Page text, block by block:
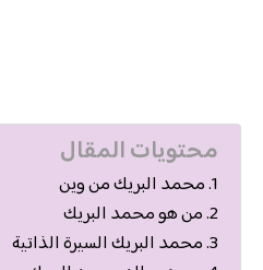
محتويات المقال
محمد البريك من وين
من هو محمد البريك
محمد البريك السيرة الذاتية